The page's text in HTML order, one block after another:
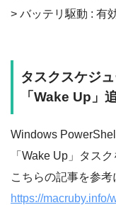
> バッテリ駆動 : 有
タスクスケジ
「Wake Up」
Windows
「Wake Up」タス
こちらの記事を参考
https://